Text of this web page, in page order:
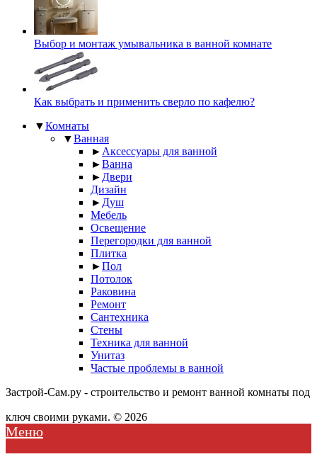
Выбор и монтаж умывальника в ванной комнате
Как выбрать и применить сверло по кафелю?
▼Комнаты
▼Ванная
► Аксессуары для ванной
►Ванна
► Двери
Дизайн
► Душ
Мебель
Освещение
Перегородки для ванной
Плитка
►Пол
Потолок
Раковина
Ремонт
Сантехника
Стены
Техника для ванной
Унитаз
Частые проблемы в ванной
Застрой-Сам.ру - строительство и ремонт ванной комнаты под
ключ своими руками. © 2026
Меню